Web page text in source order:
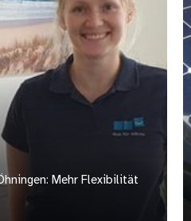
Mehr Flexibilität